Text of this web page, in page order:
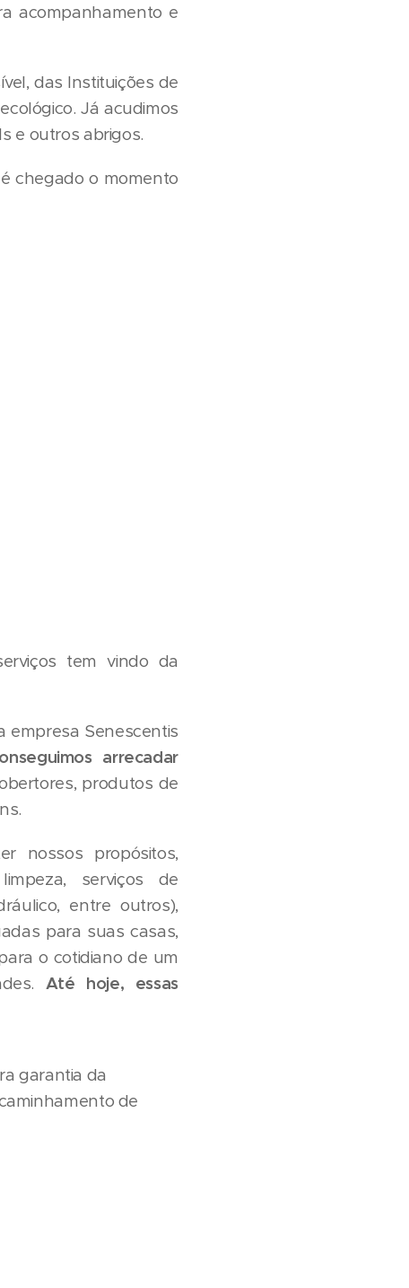
acompanhamento e
das Instituições de
Já acudimos
e outros abrigos.
chegado o momento
tem vindo da
empresa Senescentis
arrecadar
produtos de
nossos propósitos,
serviços de
entre outros),
para suas casas,
o cotidiano de um
Até hoje, essas
garantia da
de